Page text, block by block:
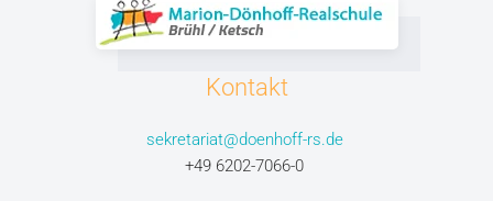
Kontakt
sekretariat@doenhoff-rs.de
+49 6202-7066-0